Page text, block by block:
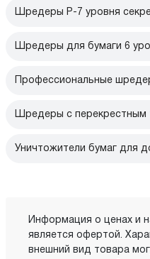
Шредеры P-7 уровня
Шредеры для бумаги 6
Профессиональные
Шредеры с перекрестным
Уничтожители бумаг для
Информация о ценах и
является офертой.
внешний вид товара